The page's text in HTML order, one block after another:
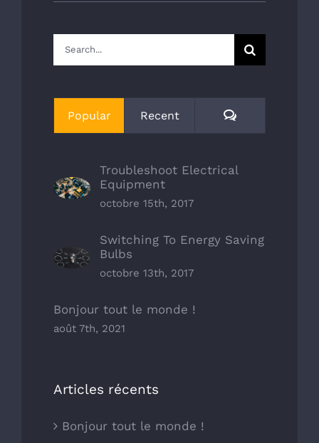
Search
for:
Popular Recent Comments
Troubleshoot Electrical
Equipment
octobre 15th, 2017
Switching To Energy Saving
Bulbs
octobre 13th, 2017
Bonjour tout le monde !
août 7th, 2021
Articles récents
Bonjour tout le monde !